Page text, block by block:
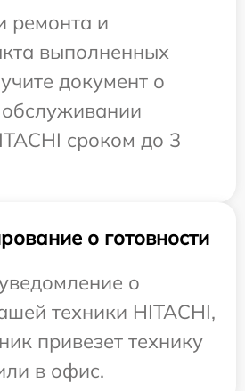
ремонта и
выполненных
документ о
сроком до 3
о готовности
о
техники HITACHI,
привезет технику
в офис.